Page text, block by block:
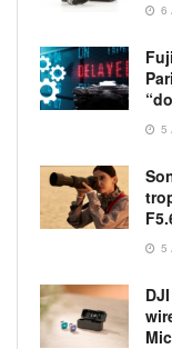
6
5
5